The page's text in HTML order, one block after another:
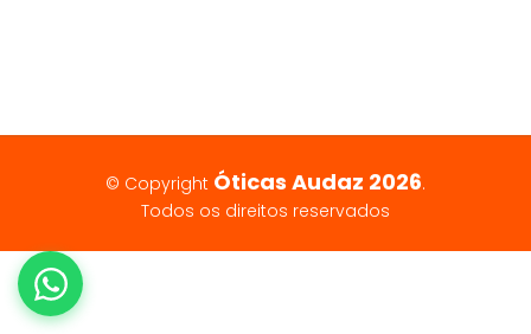
© Copyright Óticas Audaz 2026.
Todos os direitos reservados